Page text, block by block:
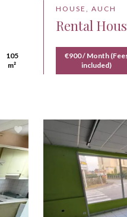
105
m²
HOUSE, AUCH
Rental
€900 / Month
included)